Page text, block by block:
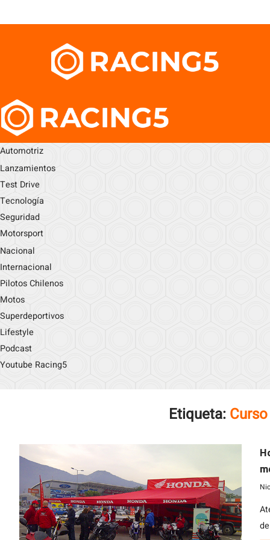
Automotriz
Lanzamientos
Test Drive
Tecnología
Seguridad
Motorsport
Nacional
Internacional
Pilotos Chilenos
Motos
Superdeportivos
Lifestyle
Podcast
Youtube Racing5
Etiqueta: